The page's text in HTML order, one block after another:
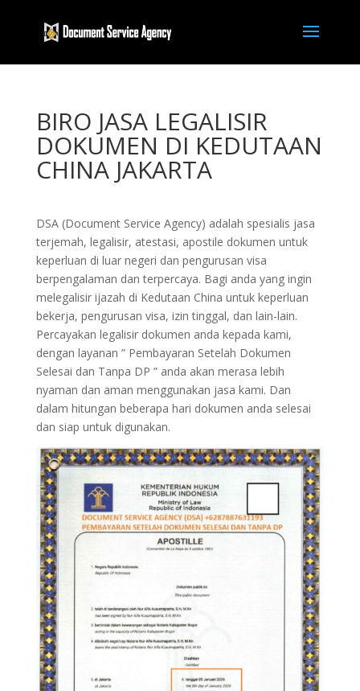
BIRO JASA LEGALISIR
DOKUMEN DI KEDUTAAN
CHINA JAKARTA
DSA (Document Service Agency) adalah spesialis jasa
terjemah, legalisir, atestasi, apostile dokumen untuk
keperluan di luar negeri dan pengurusan visa
berpengalaman dan terpercaya. Bagi anda yang ingin
melegalisir ijazah di Kedutaan China untuk keperluan
bekerja, pengurusan visa, izin tinggal, dan lain-lain.
Percayakan legalisir dokumen anda kepada kami,
dengan layanan ” Pembayaran Setelah Dokumen
Selesai dan Tanpa DP ” anda akan merasa lebih
nyaman dan aman menggunakan jasa kami. Dan
dalam hitungan beberapa hari dokumen anda selesai
dan siap untuk digunakan.